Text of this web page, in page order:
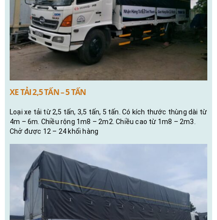
XE TẢI 2,5 TẤN – 5 TẤN
Loại xe tải từ 2,5 tấn, 3,5 tấn, 5 tấn. Có kích thước thùng dài từ
4m – 6m. Chiều rộng 1m8 – 2m2. Chiều cao từ 1m8 – 2m3.
Chở được 12 – 24 khối hàng